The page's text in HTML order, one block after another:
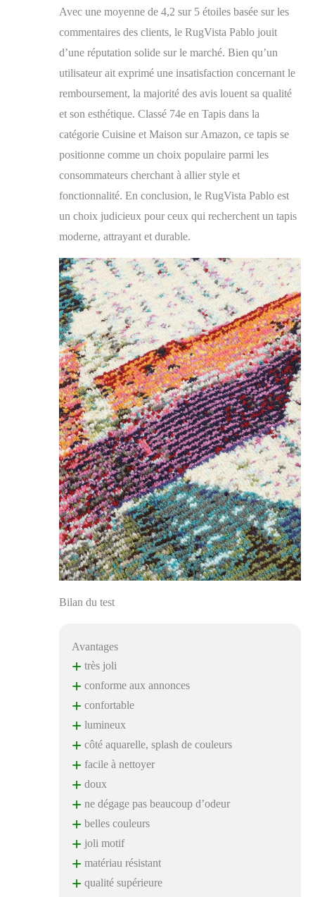
Avec une moyenne de 4,2 sur 5 étoiles basée sur les
commentaires des clients, le RugVista Pablo jouit
d’une réputation solide sur le marché. Bien qu’un
utilisateur ait exprimé une insatisfaction concernant le
remboursement, la majorité des avis louent sa qualité
et son esthétique. Classé 74e en Tapis dans la
catégorie Cuisine et Maison sur Amazon, ce tapis se
positionne comme un choix populaire parmi les
consommateurs cherchant à allier style et
fonctionnalité. En conclusion, le RugVista Pablo est
un choix judicieux pour ceux qui recherchent un tapis
moderne, attrayant et durable.
Bilan du test
Avantages
+ très joli
+ conforme aux annonces
+ confortable
+ lumineux
+ côté aquarelle, splash de couleurs
+ facile à nettoyer
+ doux
+ ne dégage pas beaucoup d’odeur
+ belles couleurs
+ joli motif
+ matériau résistant
+ qualité supérieure